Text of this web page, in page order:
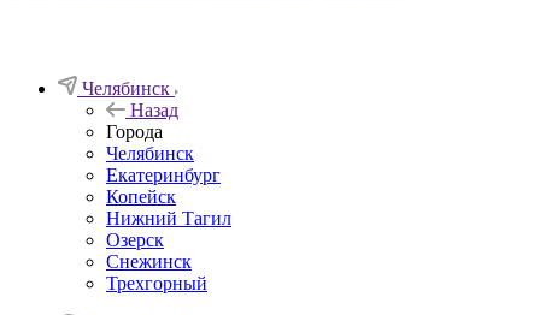
Челябинск
Назад
Города
Челябинск
Екатеринбург
Копейск
Нижний Тагил
Озерск
Снежинск
Трехгорный